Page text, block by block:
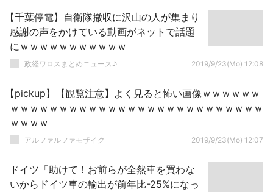
【千葉停電】自衛隊撤収に沢山の人が集まり
感謝の声をかけている動画がネットで話題
にｗｗｗｗｗｗｗｗｗｗｗ
政経ワロスまとめニュース♪ 2019/9/23(Mo) 12:08
【pickup】【観覧注意】よく見ると怖い画像ｗｗｗｗｗｗ
ｗｗｗｗｗｗｗｗｗｗｗｗｗｗｗｗｗｗｗｗｗｗｗｗｗｗ
ｗｗｗｗ
アルファルファモザイク 2019/9/23(Mo) 12:07
ドイツ「助けて！お前らが全然車を買わな
いからドイツ車の輸出が前年比-25%になっ